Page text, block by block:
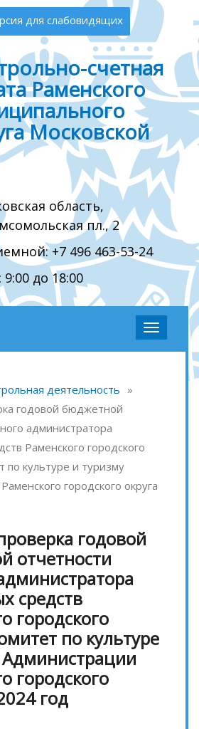
для слабовидящих
счетная
Раменского
Московской
область,
пл., 2
+7 496 463-53-24
до 18:00
деятельность »
годовой бюджетной
администратора
Раменского городского
по культуре и туризму
городского округа
годовой
отчетности
средств
городского
по культуре
Администрации
городского
год